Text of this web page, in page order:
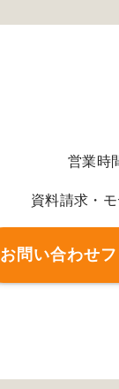
営業時
資料請求・
お問い合わせ